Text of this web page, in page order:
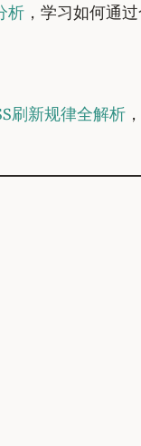
析 ，学习如何通
刷新规律全解析